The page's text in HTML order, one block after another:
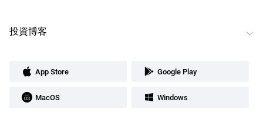
投資博客
App Store Google Play
MacOS Windows